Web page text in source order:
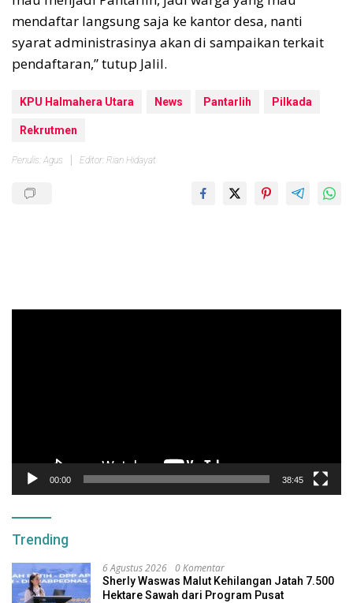
mendaftar langsung saja ke kantor desa, nanti
syarat administrasinya akan di sampaikan terkait
pendaftaran,” tutup Jalil.
KPU Halmahera Utara News Pantarlih Pilkada
Rekrutmen
Penulis: Agus Editor: Rian Hidayat
00:00 38:45
Trending
6 Agustus 2026 0 Komentar
Sherly Waswas Malut Kehilangan Jatah 7.500
Hektare Sawah dari Program Pusat